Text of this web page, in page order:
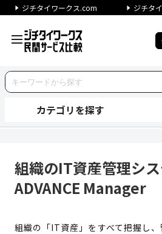
ジチタイワークス.com ジチタ
カテゴリを探す
組織のIT資産管理シ
ADVANCE Manager
組織の「IT資産」をすべて把握し